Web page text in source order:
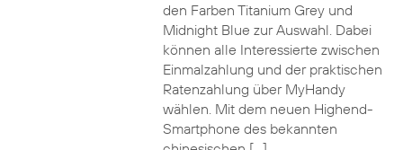
den Farben Titanium Grey und
Midnight Blue zur Auswahl. Dabei
können alle Interessierte zwischen
Einmalzahlung und der praktischen
Ratenzahlung über MyHandy
wählen. Mit dem neuen Highend-
Smartphone des bekannten